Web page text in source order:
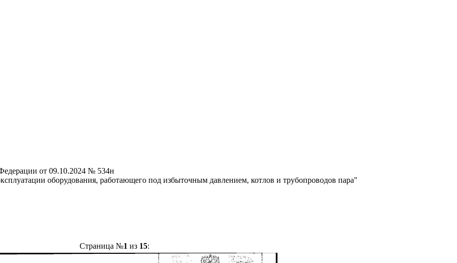
от 09.10.2024 № 534н
оборудования, работающего под избыточным давлением, котлов и трубопроводов пара"
Страница №1 из 15: